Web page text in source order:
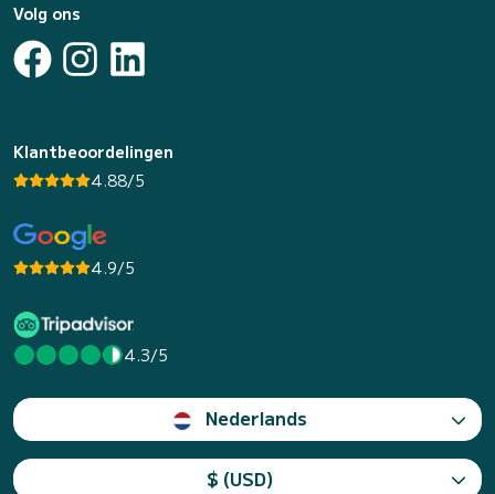
Volg ons
Klantbeoordelingen
4.88/5
4.9/5
4.3/5
Nederlands
$ (USD)